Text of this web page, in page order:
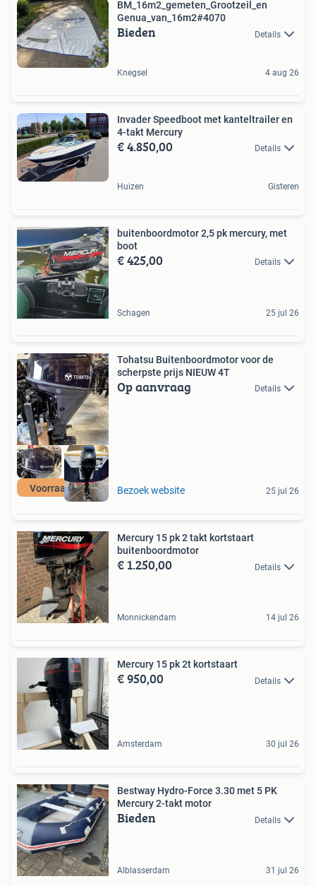
BM_16m2_gemeten_Grootzeil_en
Genua_van_16m2#4070
Bieden Details
Knegsel 4 aug 26
Invader Speedboot met kanteltrailer en
4-takt Mercury
€ 4.850,00 Details
Huizen Gisteren
buitenboordmotor 2,5 pk mercury, met
boot
€ 425,00 Details
Schagen 25 jul 26
Voorraad actie
Tohatsu Buitenboordmotor voor de
scherpste prijs NIEUW 4T
Op aanvraag Details
Bezoek website 25 jul 26
Mercury 15 pk 2 takt kortstaart
buitenboordmotor
€ 1.250,00 Details
Monnickendam 14 jul 26
Mercury 15 pk 2t kortstaart
€ 950,00 Details
Amsterdam 30 jul 26
Bestway Hydro-Force 3.30 met 5 PK
Mercury 2-takt motor
Bieden Details
Alblasserdam 31 jul 26